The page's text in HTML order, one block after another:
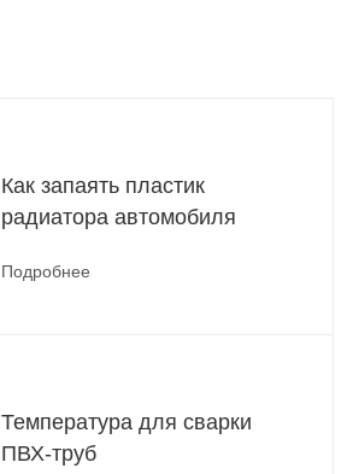
Как запаять пластик
радиатора автомобиля
Подробнее
Температура для сварки
ПВХ-труб